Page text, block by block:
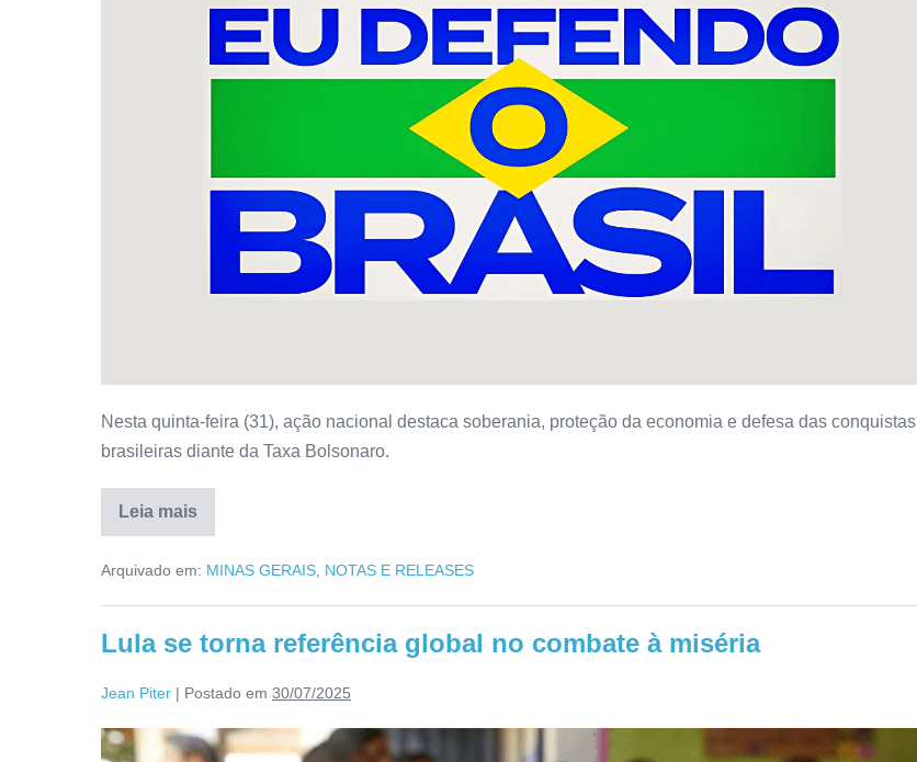
Nesta quinta-feira (31), ação nacional destaca soberania, proteção da economia e defesa das conquistas
brasileiras diante da Taxa Bolsonaro.
Leia mais
Arquivado em: MINAS GERAIS, NOTAS E RELEASES
Lula se torna referência global no combate à miséria
Jean Piter | Postado em 30/07/2025